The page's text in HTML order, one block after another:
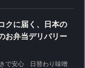
クに届く、日本の
お弁当デリバリー
で安心 日替わり味噌